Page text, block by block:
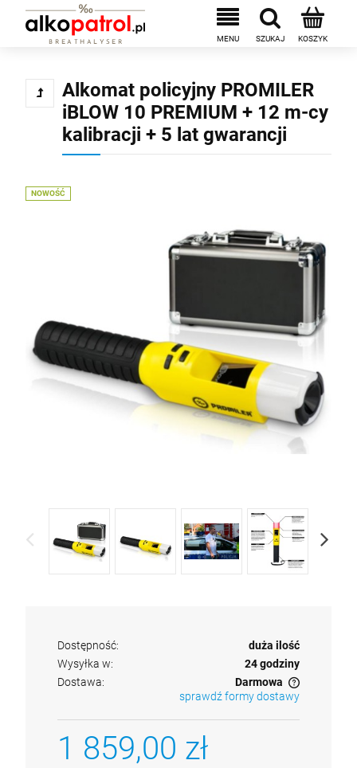
Alkomat PROMILER AL 8000 PLUS + 12 m-
499,00 zł
Alkomat policyjny PROMILER
iBLOW 10 PREMIUM + 12 m-cy
kalibracji + 5 lat gwarancji
NOWOŚĆ
Dostępność:
duża ilość
Wysyłka w:
24 godziny
Dostawa:
Darmowa
Cena nie zawiera ewentualnych kosztów płatności
sprawdź formy dostawy
1 859,00 zł